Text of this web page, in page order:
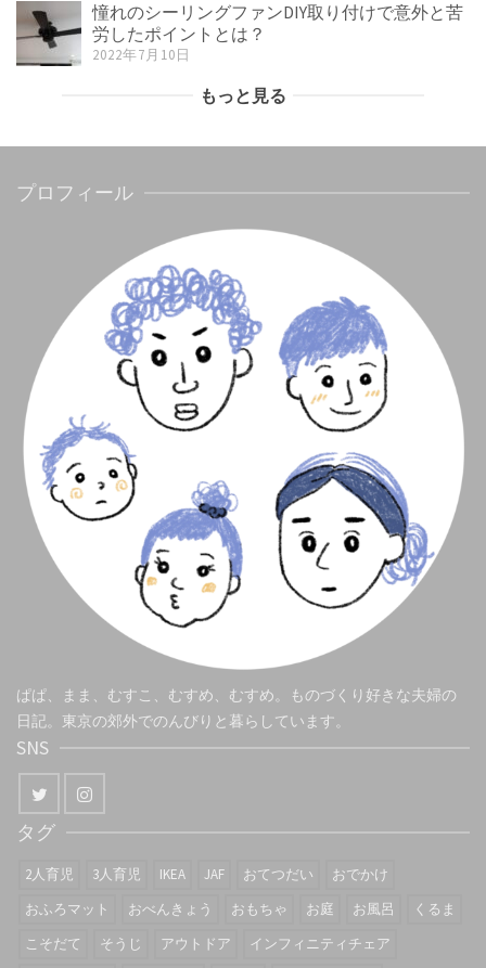
憧れのシーリングファンDIY取り付けで意外と苦
労したポイントとは？
2022年7月10日
もっと見る
プロフィール
ぱぱ、まま、むすこ、むすめ、むすめ。ものづくり好きな夫婦の
日記。東京の郊外でのんびりと暮らしています。
SNS
タグ
2人育児 3人育児 IKEA JAF おてつだい
おでかけ
おふろマット
おべんきょう おもちゃ お庭 お風呂
くるま
こそだて
そうじ アウトドア
インフィニティチェア